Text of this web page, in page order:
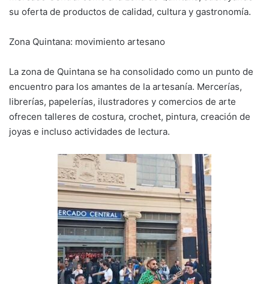
su oferta de productos de calidad, cultura y gastronomía.
Zona Quintana: movimiento artesano
La zona de Quintana se ha consolidado como un punto de
encuentro para los amantes de la artesanía. Mercerías,
librerías, papelerías, ilustradores y comercios de arte
ofrecen talleres de costura, crochet, pintura, creación de
joyas e incluso actividades de lectura.